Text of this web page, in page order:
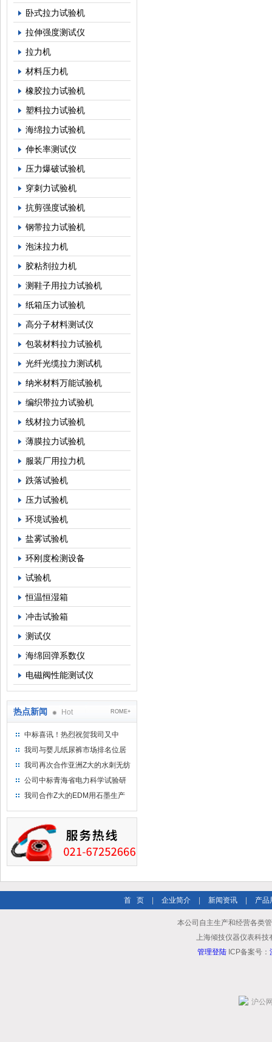
卧式拉力试验机
拉伸强度测试仪
拉力机
材料压力机
橡胶拉力试验机
塑料拉力试验机
海绵拉力试验机
伸长率测试仪
压力爆破试验机
穿刺力试验机
抗剪强度试验机
钢带拉力试验机
泡沫拉力机
胶粘剂拉力机
测鞋子用拉力试验机
纸箱压力试验机
高分子材料测试仪
包装材料拉力试验机
光纤光缆拉力测试机
纳米材料万能试验机
编织带拉力试验机
线材拉力试验机
薄膜拉力试验机
服装厂用拉力机
跌落试验机
压力试验机
环境试验机
盐雾试验机
环刚度检测设备
试验机
恒温恒湿箱
冲击试验箱
测试仪
海绵回弹系数仪
电磁阀性能测试仪
热点新闻 Hot ROME+
中标喜讯！热烈祝贺我司又中
标！
我司与婴儿纸尿裤市场排名位居
名的全日美实业合作成功！
我司再次合作亚洲Z大的水刺无纺
布供应商-南六企业！
公司中标青海省电力科学试验研
究院！
我司合作Z大的EDM用石墨生产
首 页 企业简介 新闻资讯 产品
本公司自主生产和经营各类
上海倾技仪器仪表科技
管理登陆 ICP备案号：
沪公